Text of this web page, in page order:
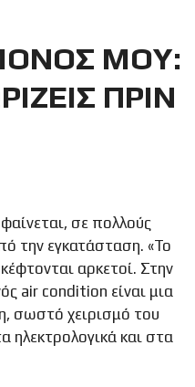
ΜΟΥ:
ΠΡΙΝ
σε πολλούς
την εγκατάσταση. «Το
αρκετοί. Στην
air condition είναι μια
σωστό χειρισμό του
ηλεκτρολογικά και στα